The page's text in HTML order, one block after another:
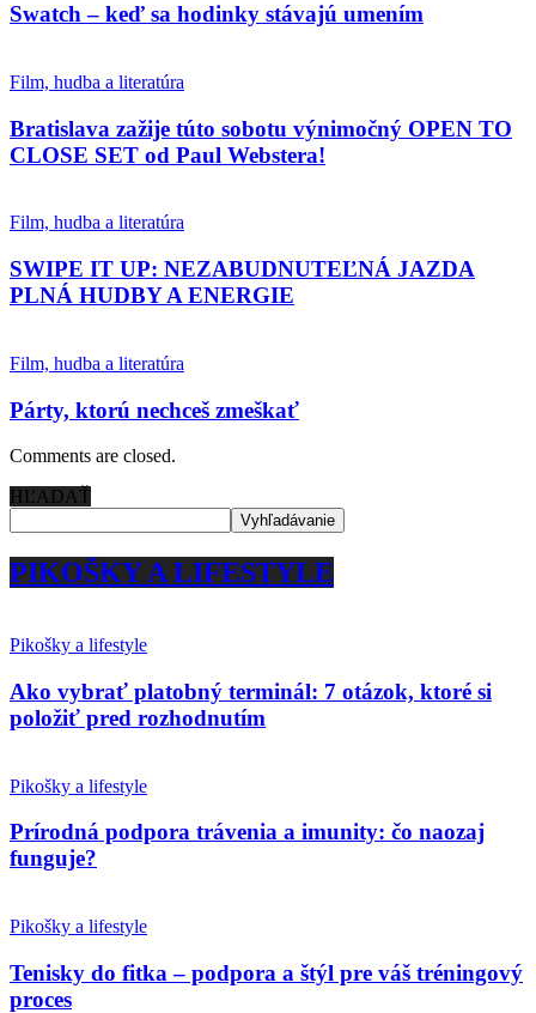
Swatch – keď sa hodinky stávajú umením
Film, hudba a literatúra
Bratislava zažije túto sobotu výnimočný OPEN TO
CLOSE SET od Paul Webstera!
Film, hudba a literatúra
SWIPE IT UP: NEZABUDNUTEĽNÁ JAZDA
PLNÁ HUDBY A ENERGIE
Film, hudba a literatúra
Párty, ktorú nechceš zmeškať
Comments are closed.
HĽADAŤ
PIKOŠKY A LIFESTYLE
Pikošky a lifestyle
Ako vybrať platobný terminál: 7 otázok, ktoré si
položiť pred rozhodnutím
Pikošky a lifestyle
Prírodná podpora trávenia a imunity: čo naozaj
funguje?
Pikošky a lifestyle
Tenisky do fitka – podpora a štýl pre váš tréningový
proces